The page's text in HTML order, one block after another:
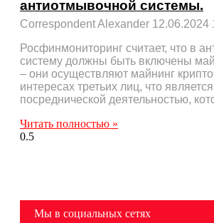
антиотмывочной системы.
Correspondent Alexander 12.06.2024
Росфинмониторинг считает, что в
систему должны быть включены
– они осуществляют майнинг
интересах третьих лиц, что является
посреднической деятельностью,
Читать полностью »
Мы в социальных сетях